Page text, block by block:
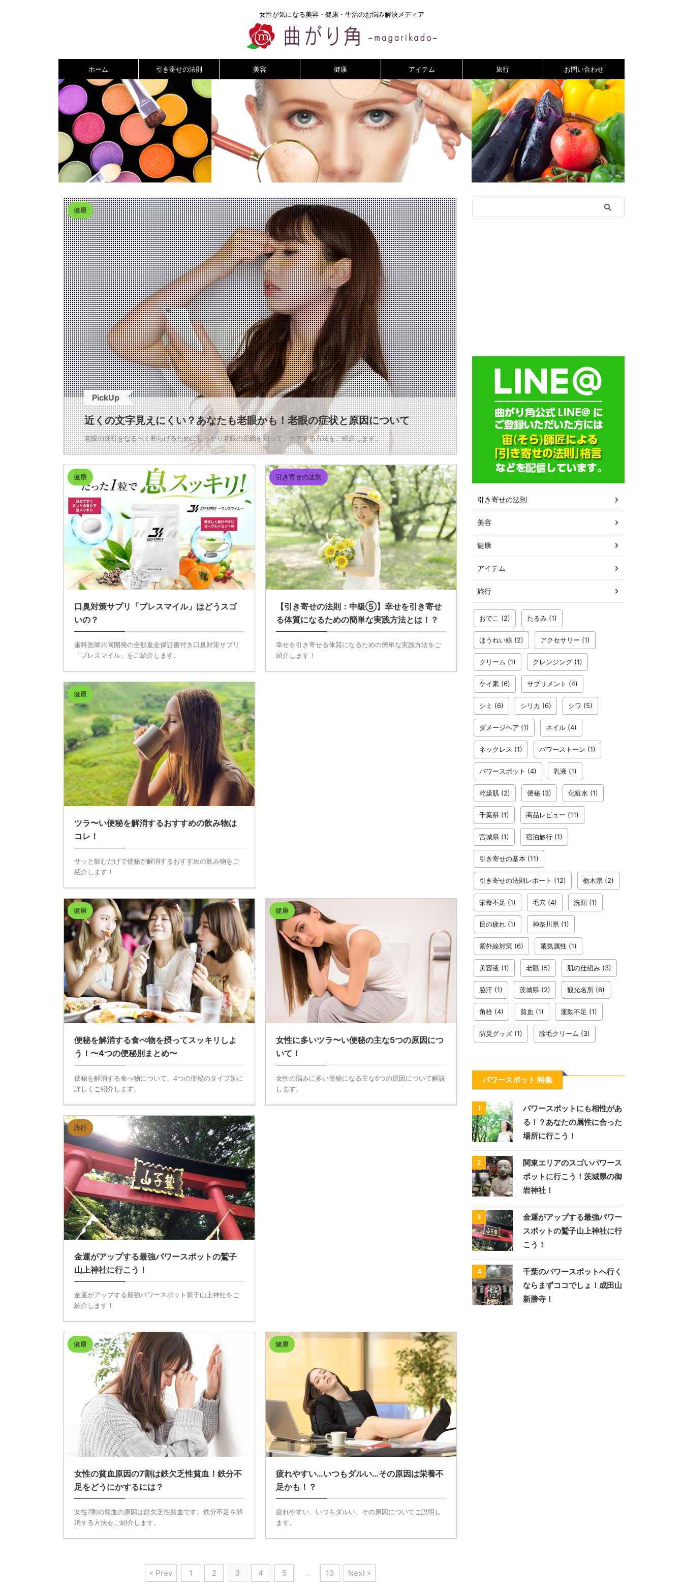
女性が気になる美容・健康・生活のお悩み解決メディア
ホーム 引き寄せの法則 美容 健康 アイテム 旅行 お問い合わせ
健康
PickUp
近くの文字見えにくい？あなたも老眼かも！老眼の症状と原因について
老眼の進行をなるべく和らげるためにしっかり老眼の原因を知って、ケアする方法をご紹介します。
健康
口臭対策サプリ「ブレスマイル」はどうスゴ
いの？
歯科医師共同開発の全額返金保証書付き口臭対策サプリ
「ブレスマイル」をご紹介します。
引き寄せの法則
【引き寄せの法則：中級⑤】幸せを引き寄せ
る体質になるための簡単な実践方法とは！？
幸せを引き寄せる体質になるための簡単な実践方法をご
紹介します！
健康
ツラ〜い便秘を解消するおすすめの飲み物は
コレ！
サッと飲むだけで便秘が解消するおすすめの飲み物をご
紹介します！
健康
便秘を解消する食べ物を摂ってスッキリしよ
う！〜4つの便秘別まとめ〜
便秘を解消する食べ物について、4つの便秘のタイプ別に
詳しくご紹介します。
健康
女性に多いツラ〜い便秘の主な5つの原因につ
いて！
女性の悩みに多い便秘になる主な5つの原因について解説
します。
旅行
金運がアップする最強パワースポットの鷲子
山上神社に行こう！
金運がアップする最強パワースポット鷲子山上神社をご
紹介します！
健康
女性の貧血原因の7割は鉄欠乏性貧血！鉄分不
足をどうにかするには？
女性7割の貧血の原因は鉄欠乏性貧血です。鉄分不足を解
消する方法をご紹介します。
健康
疲れやすい…いつもダルい…その原因は栄養不
足かも！？
疲れやすい、いつもダルい、その原因についてご説明し
ます。
« Prev 1 2 3 4 5 … 13 Next »
引き寄せの法則
美容
健康
アイテム
旅行
おでこ (2) たるみ (1)
ほうれい線 (2) アクセサリー (1)
クリーム (1) クレンジング (1)
ケイ素 (6) サプリメント (4)
シミ (6) シリカ (6) シワ (5)
ダメージヘア (1) ネイル (4)
ネックレス (1) パワーストーン (1)
パワースポット (4) 乳液 (1)
乾燥肌 (2) 便秘 (3) 化粧水 (1)
千葉県 (1) 商品レビュー (11)
宮城県 (1) 宿泊旅行 (1)
引き寄せの基本 (11)
引き寄せの法則レポート (12) 栃木県 (2)
栄養不足 (1) 毛穴 (4) 洗顔 (1)
目の疲れ (1) 神奈川県 (1)
紫外線対策 (6) 繭気属性 (1)
美容液 (1) 老眼 (5) 肌の仕組み (3)
脇汗 (1) 茨城県 (2) 観光名所 (6)
角栓 (4) 貧血 (1) 運動不足 (1)
防災グッズ (1) 除毛クリーム (3)
パワースポット 特集
1
パワースポットにも相性があ
る！？あなたの属性に合った
場所に行こう！
2
関東エリアのスゴいパワース
ポットに行こう！茨城県の御
岩神社！
3
金運がアップする最強パワー
スポットの鷲子山上神社に行
こう！
4
千葉のパワースポットへ行く
ならまずココでしょ！成田山
新勝寺！